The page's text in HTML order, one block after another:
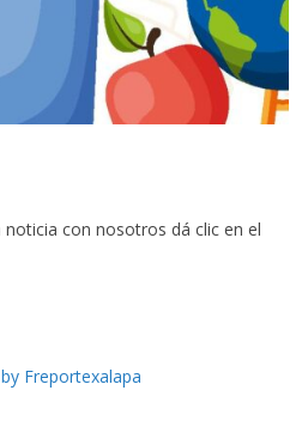
con nosotros dá clic en el
Freportexalapa